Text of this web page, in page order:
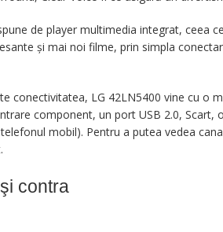
de player multimedia integrat, ceea
și mai noi filme, prin simpla
conectivitatea, LG 42LN5400 vine cu o
component, un port USB 2.0, Scart,
mobil). Pentru a putea vedea
contra